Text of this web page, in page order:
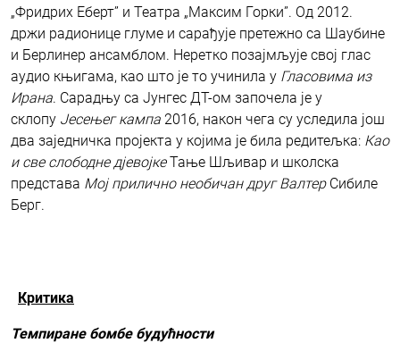
„Фридрих Еберт” и Театра „Максим Горки”. Од 2012.
држи радионице глуме и сарађује претежно са Шаубине
и Берлинер ансамблом. Неретко позајмљује свој глас
аудио књигама, као што је то учинила у Гласовима из
Ирана. Сарадњу са Јунгес ДТ-ом започела је у
склопу Јесењег кампа 2016, након чега су уследила још
два заједничка пројекта у којима је била редитељка: Као
и све слободне дјевојкеТање Шљивар и школска
представа Мој прилично необичан друг ВалтерСибиле
Берг.
Критика
Темпиране бомбе будућности